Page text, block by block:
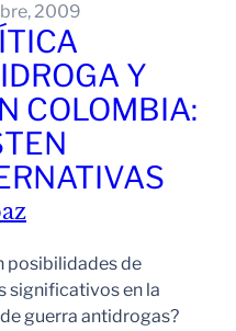
2009
Y
COLOMBIA:
posibilidades de
significativos en la
guerra antidrogas?